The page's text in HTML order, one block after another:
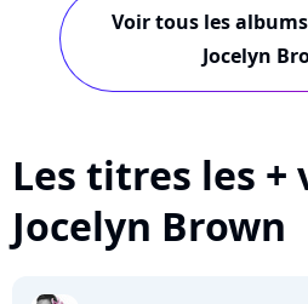
Voir tous les
Jocelyn
Les titres les +
Jocelyn Brown